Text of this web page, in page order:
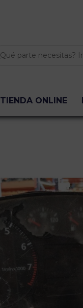
TIENDA ONLINE